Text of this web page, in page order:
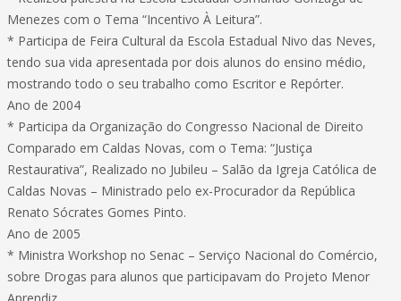
Menezes com o Tema “Incentivo À Leitura”.
* Participa de Feira Cultural da Escola Estadual Nivo das Neves,
tendo sua vida apresentada por dois alunos do ensino médio,
mostrando todo o seu trabalho como Escritor e Repórter.
Ano de 2004
* Participa da Organização do Congresso Nacional de Direito
Comparado em Caldas Novas, com o Tema: “Justiça
Restaurativa”, Realizado no Jubileu – Salão da Igreja Católica de
Caldas Novas – Ministrado pelo ex-Procurador da República
Renato Sócrates Gomes Pinto.
Ano de 2005
* Ministra Workshop no Senac – Serviço Nacional do Comércio,
sobre Drogas para alunos que participavam do Projeto Menor